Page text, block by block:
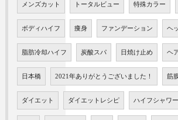
メンズカット トータルビュー 特殊カラー
ボディハイフ 痩身 ファンデーション ヘ
脂肪冷却ハイフ 炭酸スパ 日焼け止め ヘ
日本橋 2021年ありがとうございました！ 筋
ダイエット ダイエットレシピ ハイフシャワー